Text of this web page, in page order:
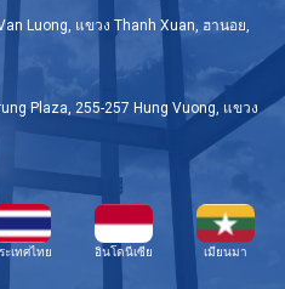
Luong, แขวง Thanh Xuan, ฮานอย,
Plaza, 255-257 Hung Vuong, แขวง
ะเทศไทย อินโดนีเซีย เมียนมา